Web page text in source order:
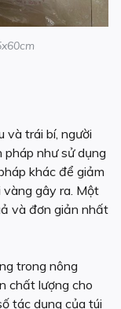
và trái bí, người
như sử dụng
khác để giảm
vàng gây ra. Một
và đơn giản nhất
trong nông
chất lượng cho
tác dụng của túi